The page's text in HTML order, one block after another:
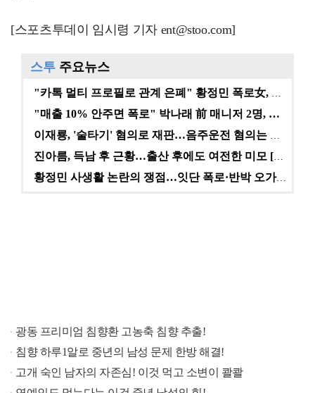
[스포츠투데이 임시령 기자 ent@stoo.com]
스투 주요뉴스
"카톡 멀티 프로필로 관계 은폐" 황정민 폭로女, 문자…
"매출 10% 안주면 폭로" 박나래 前 매니저 2명, …
이재룡, '술타기' 혐의로 재판…음주운전 혐의는 미적용…
진아름, 득남 후 근황…출산 후에도 여전한 미모 [스타…
황정민 사생활 논란의 쟁점…잇단 폭로·반박 오가는 소모…